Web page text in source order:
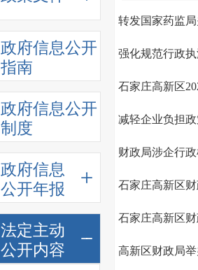
政府信息公开
指南
政府信息公开
制度
政府信息
公开年报
法定主动
公开内容
转发国家药监
强化规范行政
石家庄高新区
减轻企业负担
财政局涉企行
石家庄高新区
石家庄高新区
高新区财政局